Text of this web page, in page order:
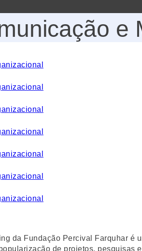
e
da Fundação Percival Farquhar
de projetos, pesquisas